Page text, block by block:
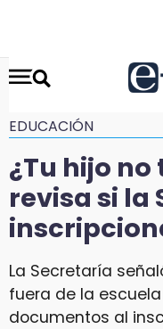
EDUCACIÓN
¿Tu hijo
revisa si la
La Secretaría
fuera de la
documentos al